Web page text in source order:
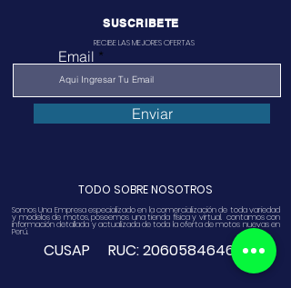
SUSCRIBETE
RECIBE LAS MEJORES OFERTAS
Email
Enviar
TODO SOBRE NOSOTROS
Somos Una Empresa especializado en la comercialización de toda variedad
y modelos de motos, poseemos una tienda física y virtual. contamos con
información detallada y actualizada de toda la oferta de motos nuevas en
Perú.
CUSAP RUC:20605846468